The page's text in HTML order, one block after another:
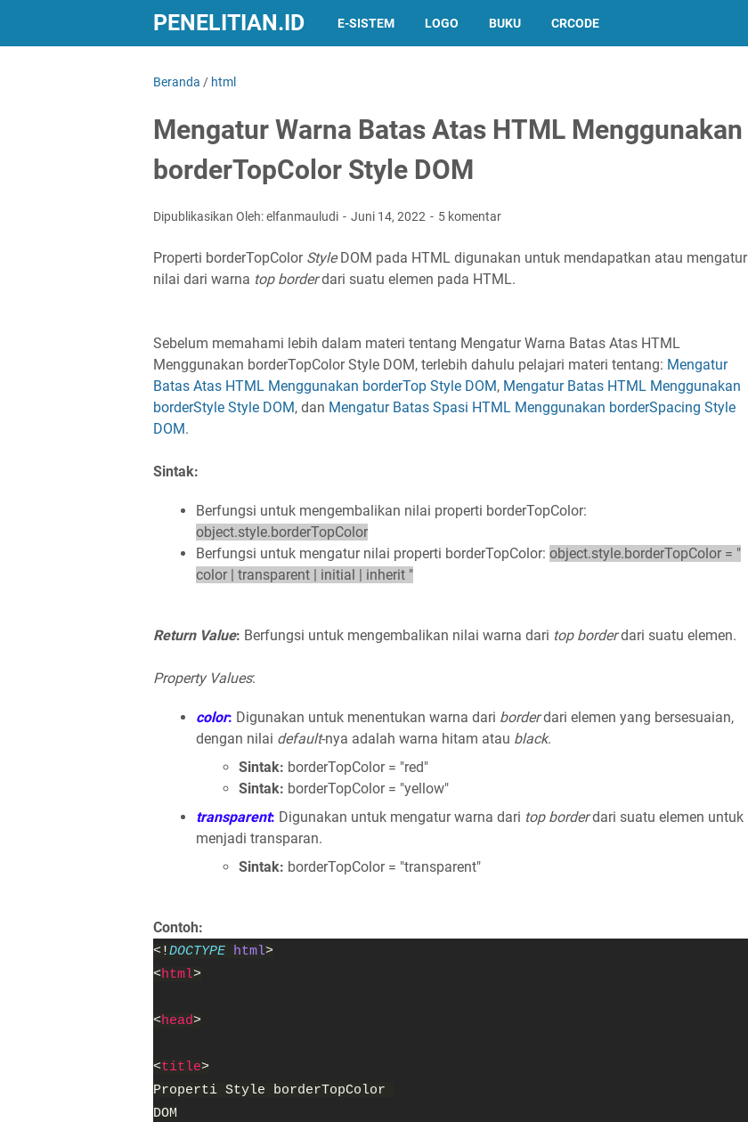
PENELITIAN.ID E-SISTEM LOGO BUKU CRCODE
Beranda / html
Mengatur Warna Batas Atas HTML Menggunakan
borderTopColor Style DOM
Dipublikasikan Oleh: elfanmauludi Juni 14, 2022 5 komentar
Properti borderTopColor StyleDOM pada HTML digunakan untuk mendapatkan atau mengatur
nilai dari warna top borderdari suatu elemen pada HTML.
Sebelum memahami lebih dalam materi tentang Mengatur Warna Batas Atas HTML
Menggunakan borderTopColor Style DOM, terlebih dahulu pelajari materi tentang: Mengatur
Batas Atas HTML Menggunakan borderTop Style DOM, Mengatur Batas HTML Menggunakan
borderStyle Style DOM, dan Mengatur Batas Spasi HTML Menggunakan borderSpacing Style
DOM.
Sintak:
Berfungsi untuk mengembalikan nilai properti borderTopColor:
object.style.borderTopColor
Berfungsi untuk mengatur nilai properti borderTopColor: object.style.borderTopColor = "
color | transparent | initial | inherit "
Return Value: Berfungsi untuk mengembalikan nilai warna dari top borderdari suatu elemen.
Property Values:
color: Digunakan untuk menentukan warna dari borderdari elemen yang bersesuaian,
dengan nilai default-nya adalah warna hitam atau black.
Sintak: borderTopColor = "red"
Sintak: borderTopColor = "yellow"
transparent: Digunakan untuk mengatur warna dari top borderdari suatu elemen untuk
menjadi transparan.
Sintak: borderTopColor = "transparent"
Contoh:
<!DOCTYPE html>
<html>
<head>
<title>
Properti Style borderTopColor
DOM